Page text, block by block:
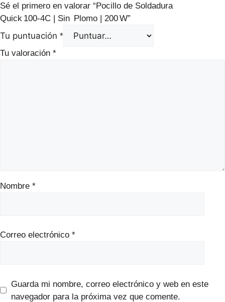
Sé el primero en valorar “Pocillo de Soldadura
Quick 100‑4C | Sin Plomo | 200 W”
Tu puntuación *
Tu valoración *
Nombre *
Correo electrónico *
Guarda mi nombre, correo electrónico y web en este
navegador para la próxima vez que comente.